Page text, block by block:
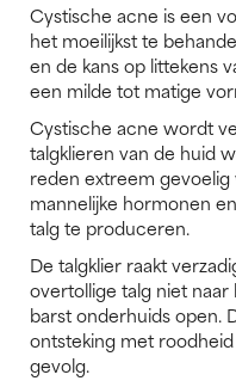
Cystische acne is een
het moeilijkst te
en de kans op littekens
een milde tot matige
Cystische acne wordt
talgklieren van de huid
reden extreem
mannelijke hormonen
talg te produceren.
De talgklier raakt
overtollige talg niet
barst onderhuids open.
ontsteking met
gevolg.